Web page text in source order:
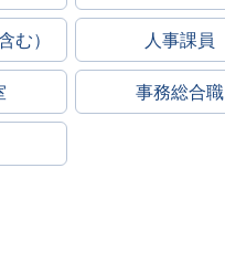
む） 人事課員
事務総合職